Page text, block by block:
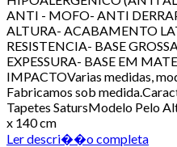
ANTI - MOFO- ANTI
ALTURA- ACABAMENTO
RESISTENCIA- BASE
EXPESSURA- BASE EM
IMPACTOVarias medidas,
Fabricamos sob
Tapetes SatursModelo Pelo
x 140 cm
Ler descri��o completa